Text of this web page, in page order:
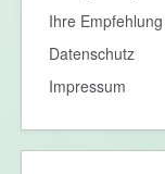
Ihre Empfehlung
Datenschutz
Impressum